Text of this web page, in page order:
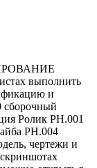
выполнить
и
сборочный
Ролик РН.001
РН.004
чертежи и